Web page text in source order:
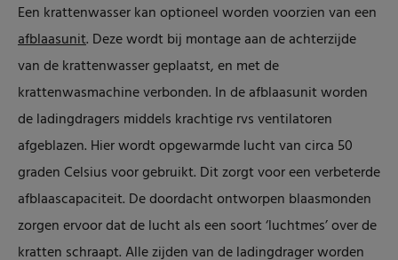
Een krattenwasser kan optioneel worden voorzien van een
afblaasunit. Deze wordt bij montage aan de achterzijde
van de krattenwasser geplaatst, en met de
krattenwasmachine verbonden. In de afblaasunit worden
de ladingdragers middels krachtige rvs ventilatoren
afgeblazen. Hier wordt opgewarmde lucht van circa 50
graden Celsius voor gebruikt. Dit zorgt voor een verbeterde
afblaascapaciteit. De doordacht ontworpen blaasmonden
zorgen ervoor dat de lucht als een soort ‘luchtmes’ over de
kratten schraapt. Alle zijden van de ladingdrager worden